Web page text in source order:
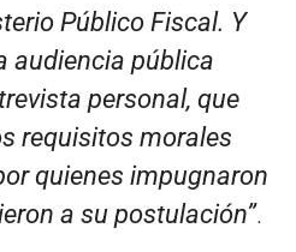
Público Fiscal. Y
audiencia pública
personal, que
requisitos morales
quienes impugnaron
a su postulación”.